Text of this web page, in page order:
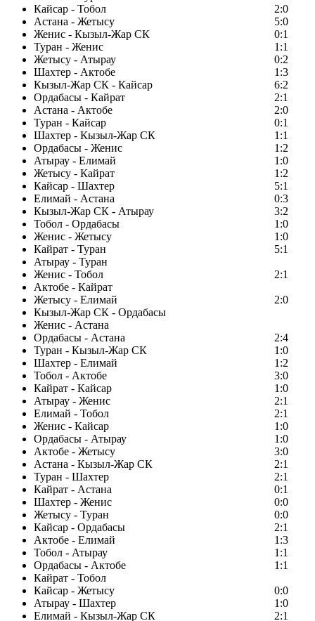
Кайсар - Тобол
2:0
Астана - Жетысу
5:0
Женис - Кызыл-Жар СК
0:1
Туран - Женис
1:1
Жетысу - Атырау
0:2
Шахтер - Актобе
1:3
Кызыл-Жар СК - Кайсар
6:2
Ордабасы - Кайрат
2:1
Астана - Актобе
2:0
Туран - Кайсар
0:1
Шахтер - Кызыл-Жар СК
1:1
Ордабасы - Женис
1:2
Атырау - Елимай
1:0
Жетысу - Кайрат
1:2
Кайсар - Шахтер
5:1
Елимай - Астана
0:3
Кызыл-Жар СК - Атырау
3:2
Тобол - Ордабасы
1:0
Женис - Жетысу
1:0
Кайрат - Туран
5:1
Атырау - Туран
Женис - Тобол
2:1
Актобе - Кайрат
Жетысу - Елимай
2:0
Кызыл-Жар СК - Ордабасы
Женис - Астана
Ордабасы - Астана
2:4
Туран - Кызыл-Жар СК
1:0
Шахтер - Елимай
1:2
Тобол - Актобе
3:0
Кайрат - Кайсар
1:0
Атырау - Женис
2:1
Елимай - Тобол
2:1
Женис - Кайсар
1:0
Ордабасы - Атырау
1:0
Актобе - Жетысу
3:0
Астана - Кызыл-Жар СК
2:1
Туран - Шахтер
2:1
Кайрат - Астана
0:1
Шахтер - Женис
0:0
Жетысу - Туран
0:0
Кайсар - Ордабасы
2:1
Актобе - Елимай
1:3
Тобол - Атырау
1:1
Ордабасы - Актобе
1:1
Кайрат - Тобол
Кайсар - Жетысу
0:0
Атырау - Шахтер
1:0
Елимай - Кызыл-Жар СК
2:1